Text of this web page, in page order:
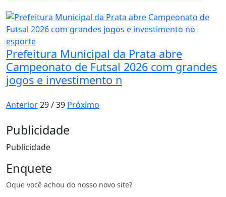
Prefeitura Municipal da Prata abre
Campeonato de Futsal 2026 com grandes
jogos e investimento n
Anterior29 / 39 Próximo
Publicidade
Publicidade
Enquete
Oque você achou do nosso novo site?